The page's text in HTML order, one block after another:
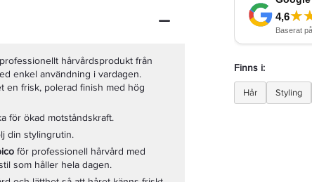
hårvårdsprodukt från
enkel användning i vardagen.
en frisk, polerad finish med hög
för ökad motståndskraft.
din stylingrutin.
för professionell hårvård med
som håller hela dagen.
Finns i:
Hår Styling